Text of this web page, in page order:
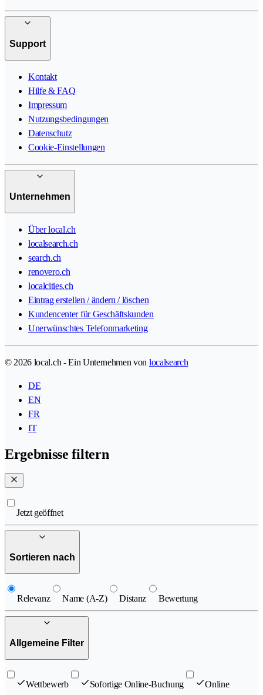
Support
Kontakt
Hilfe & FAQ
Impressum
Nutzungsbedingungen
Datenschutz
Cookie-Einstellungen
Unternehmen
Über local.ch
localsearch.ch
search.ch
renovero.ch
localcities.ch
Eintrag erstellen / ändern / löschen
Kundencenter für Geschäftskunden
Unerwünschtes Telefonmarketing
© 2026 local.ch - Ein Unternehmen von localsearch
DE
EN
FR
IT
Ergebnisse filtern
Jetzt geöffnet
Sortieren nach
Relevanz Name (A-Z) Distanz Bewertung
Allgemeine Filter
Wettbewerb Sofortige Online-Buchung
Online